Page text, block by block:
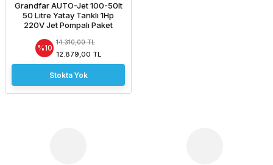
Grandfar AUTO-Jet 100-50lt
50 Litre Yatay Tanklı 1Hp
220V Jet Pompalı Paket
%10
14.310,00 TL
12.879,00 TL
Stokta Yok